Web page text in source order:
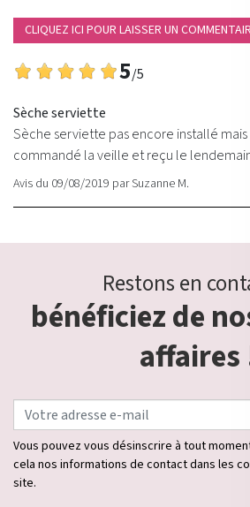
CLIQUEZ ICI POUR LAISSER UN
5/5
Sèche serviette
Sèche serviette pas encore installé
commandé la veille et reçu le
Avis du 09/08/2019 parSuzanne M.
Restons en
bénéficiez de
affaires
Vous pouvez vous désinscrire à tout
cela nos informations de contact dans les
site.